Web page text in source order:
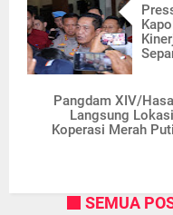
Pangdam XIV/
Langsung
Koperasi Merah
SEMUA